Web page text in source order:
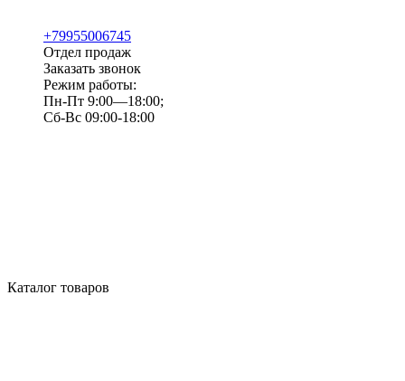
+79955006745
Отдел продаж
Заказать звонок
Режим работы:
Пн-Пт 9:00—18:00;
Сб-Вс 09:00-18:00
Каталог товаров